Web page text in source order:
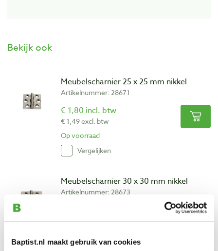
Baptist.nl maakt gebruik van cookies
Bekijk ook
Meubelscharnier 25 x 25 mm nikkel
Artikelnummer: 28671
€ 1,80 incl. btw
€ 1,49 excl. btw
Op voorraad
Vergelijken
Meubelscharnier 30 x 30 mm nikkel
Artikelnummer: 28673
€ 1,98 excl. btw